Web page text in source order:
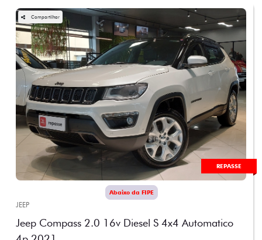
REPASSE
Compartilhar
Abaixo da FIPE
JEEP
Jeep Compass 2.0 16v Diesel S 4x4 Automatico